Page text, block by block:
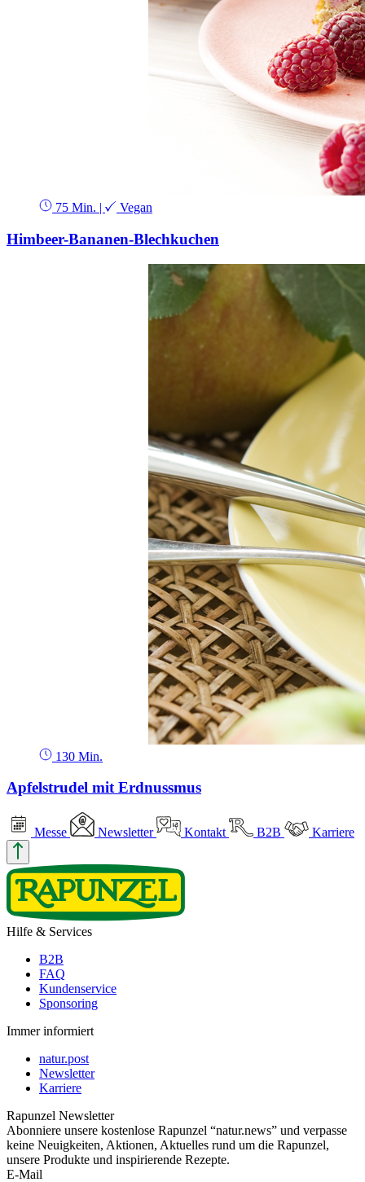
75 Min. | Vegan
Himbeer-Bananen-Blechkuchen
130 Min.
Apfelstrudel mit Erdnussmus
Messe Newsletter Kontakt B2B Karriere
Hilfe & Services
B2B
FAQ
Kundenservice
Sponsoring
Immer informiert
natur.post
Newsletter
Karriere
Rapunzel Newsletter
Abonniere unsere kostenlose Rapunzel “natur.news” und verpasse
keine Neuigkeiten, Aktionen, Aktuelles rund um die Rapunzel,
unsere Produkte und inspirierende Rezepte.
E-Mail